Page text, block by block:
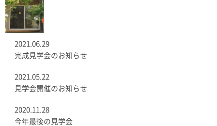
2021.06.29
完成見学会のお知らせ
2021.05.22
見学会開催のお知らせ
2020.11.28
今年最後の見学会